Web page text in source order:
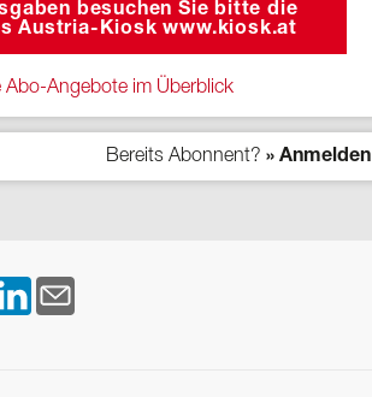
besuchen Sie bitte die
Austria-Kiosk www.kiosk.at
Abo-Angebote im Überblick
Bereits Abonnent? » Anmelden